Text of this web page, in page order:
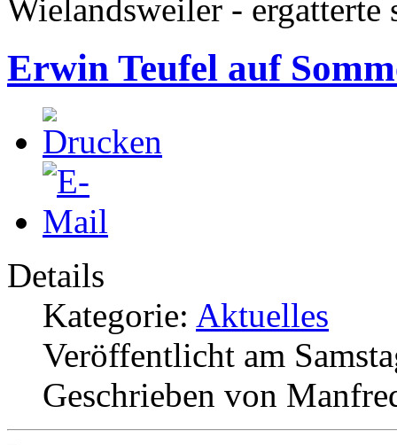
Wielandsweiler -
Erwin Teufel auf
Details
Kategorie: Aktuelles
Veröffentlicht am
Geschrieben von